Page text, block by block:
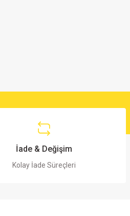
İade & Değişim
Kolay İade Süreçleri